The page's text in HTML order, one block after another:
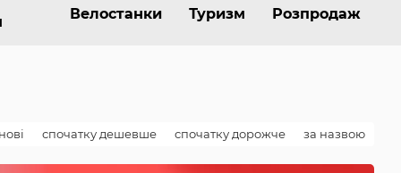
Велостанки Туризм Розпродаж
спочатку дешевше спочатку дорожче за назвою